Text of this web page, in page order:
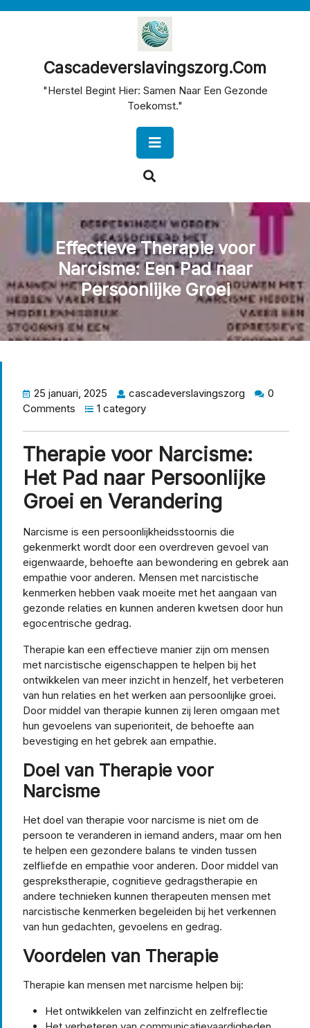
Cascadeverslavingszorg.com
"Herstel Begint Hier: Samen Naar Een Gezonde
Toekomst."
Button
Effectieve Therapie voor
Narcisme: Een Pad naar
Persoonlijke Groei
25 januari, 2025 cascadeverslavingszorg
0
Comments
1 category
Therapie voor Narcisme:
Het Pad naar Persoonlijke
Groei en Verandering
Narcisme is een persoonlijkheidsstoornis die
gekenmerkt wordt door een overdreven gevoel van
eigenwaarde, behoefte aan bewondering en gebrek aan
empathie voor anderen. Mensen met narcistische
kenmerken hebben vaak moeite met het aangaan van
gezonde relaties en kunnen anderen kwetsen door hun
egocentrische gedrag.
Therapie kan een effectieve manier zijn om mensen
met narcistische eigenschappen te helpen bij het
ontwikkelen van meer inzicht in henzelf, het verbeteren
van hun relaties en het werken aan persoonlijke groei.
Door middel van therapie kunnen zij leren omgaan met
hun gevoelens van superioriteit, de behoefte aan
bevestiging en het gebrek aan empathie.
Doel van Therapie voor
Narcisme
Het doel van therapie voor narcisme is niet om de
persoon te veranderen in iemand anders, maar om hen
te helpen een gezondere balans te vinden tussen
zelfliefde en empathie voor anderen. Door middel van
gesprekstherapie, cognitieve gedragstherapie en
andere technieken kunnen therapeuten mensen met
narcistische kenmerken begeleiden bij het verkennen
van hun gedachten, gevoelens en gedrag.
Voordelen van Therapie
Therapie kan mensen met narcisme helpen bij:
Het ontwikkelen van zelfinzicht en zelfreflectie